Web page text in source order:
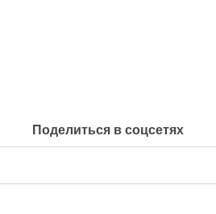
Поделиться в соцсетях